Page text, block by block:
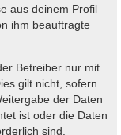
aus deinem Profil
ihm beauftragte
Betreiber nur mit
gilt nicht, sofern
der Daten
ist oder die Daten
sind.